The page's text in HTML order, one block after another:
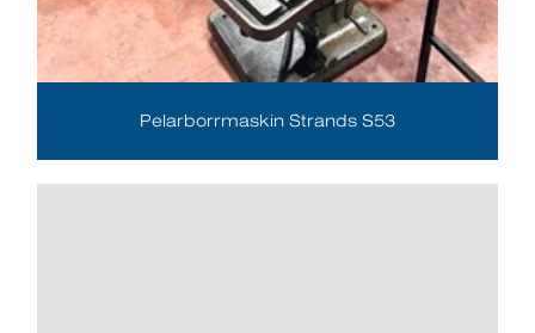
Pelarborrmaskin Strands S53